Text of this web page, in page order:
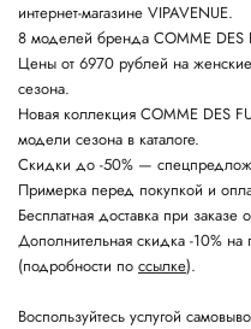
интернет-магазине VIPAVENUE.
8 моделей бренда COMME DES
Цены от 6970 рублей на
сезона.
Новая коллекция COMME DES
модели сезона в каталоге.
Скидки до -50% —
Примерка перед покупкой и
Бесплатная доставка при
Дополнительная скидка -10%
(подробности по ссылке).
Воспользуйтесь услугой